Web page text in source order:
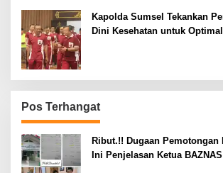
Kapolda Sumsel Tekankan
Dini Kesehatan untuk
Pos Terhangat
Ribut.!! Dugaan Pemotongan
Ini Penjelasan Ketua